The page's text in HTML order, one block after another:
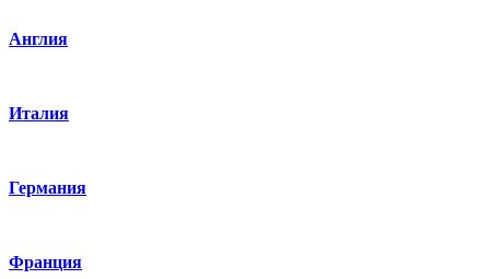
Англия
Италия
Германия
Франция